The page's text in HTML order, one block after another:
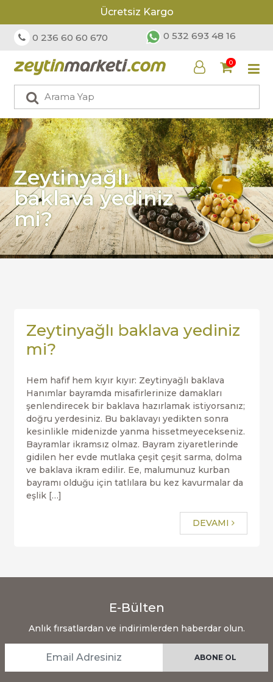
Ücretsiz Kargo
0 236 60 60 670 0 532 693 48 16
0
Zeytinyağlı
baklava yediniz
mi?
Zeytinyağlı baklava yediniz
mi?
Hem hafif hem kıyır kıyır: Zeytinyağlı baklava
Hanımlar bayramda misafirlerinize damakları
şenlendirecek bir baklava hazırlamak istiyorsanız;
doğru yerdesiniz. Bu baklavayı yedikten sonra
kesinlikle midenizde yanma hissetmeyecekseniz.
Bayramlar ikramsız olmaz. Bayram ziyaretlerinde
gidilen her evde mutlaka çeşit çeşit sarma, dolma
ve baklava ikram edilir. Ee, malumunuz kurban
bayramı olduğu için tatlılara bu kez kavurmalar da
eşlik […]
DEVAMI
E-Bülten
Anlık fırsatlardan ve indirimlerden haberdar olun.